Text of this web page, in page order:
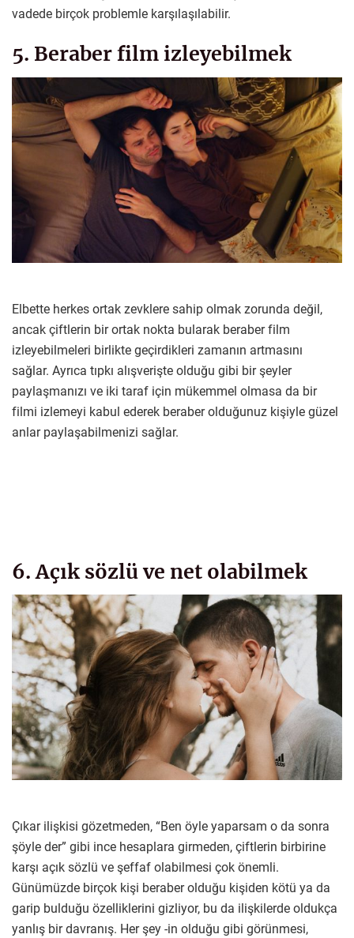
vadede birçok problemle karşılaşılabilir.
5. Beraber film izleyebilmek
Elbette herkes ortak zevklere sahip olmak zorunda değil,
ancak çiftlerin bir ortak nokta bularak beraber film
izleyebilmeleri birlikte geçirdikleri zamanın artmasını
sağlar. Ayrıca tıpkı alışverişte olduğu gibi bir şeyler
paylaşmanızı ve iki taraf için mükemmel olmasa da bir
filmi izlemeyi kabul ederek beraber olduğunuz kişiyle güzel
anlar paylaşabilmenizi sağlar.
6. Açık sözlü ve net olabilmek
Çıkar ilişkisi gözetmeden, “Ben öyle yaparsam o da sonra
şöyle der” gibi ince hesaplara girmeden, çiftlerin birbirine
karşı açık sözlü ve şeffaf olabilmesi çok önemli.
Günümüzde birçok kişi beraber olduğu kişiden kötü ya da
garip bulduğu özelliklerini gizliyor, bu da ilişkilerde oldukça
yanlış bir davranış. Her şey -in olduğu gibi görünmesi,